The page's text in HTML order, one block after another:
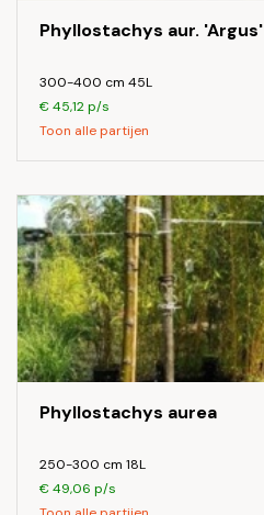
Phyllostachys aur. 'Argus'
300-400 cm 45L
€ 45,12 p/s
Toon alle partijen
Phyllostachys aurea
250-300 cm 18L
€ 49,06 p/s